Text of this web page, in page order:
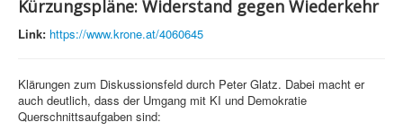
Kürzungspläne: Widerstand gegen Wiederkehr
Link: https://www.krone.at/4060645
Klärungen zum Diskussionsfeld durch Peter Glatz. Dabei macht er
auch deutlich, dass der Umgang mit KI und Demokratie
Querschnittsaufgaben sind: